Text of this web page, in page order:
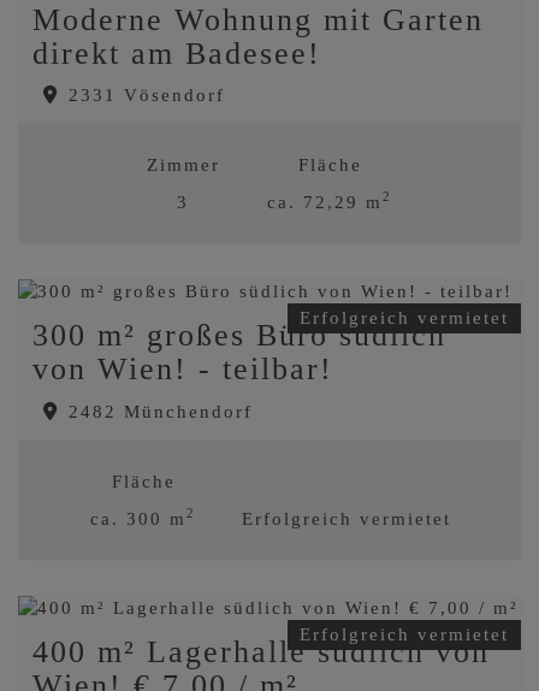
Moderne Wohnung mit Garten
direkt am Badesee!
2331 Vösendorf
Zimmer
3
Fläche
ca. 72,29 m2
Erfolgreich vermietet
300 m² großes Büro südlich
von Wien! - teilbar!
2482 Münchendorf
Fläche
ca. 300 m 2 Erfolgreich vermietet
Erfolgreich vermietet
400 m² Lagerhalle südlich von